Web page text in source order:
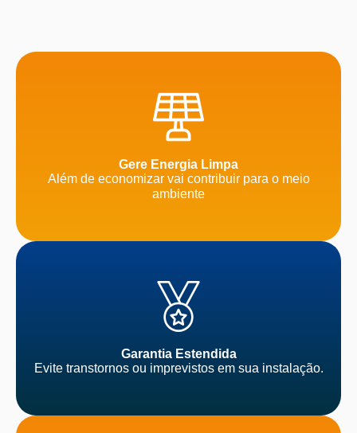
Gere Energia Limpa
Além de economizar vai contribuir para o meio
ambiente
Garantia Estendida
Evite transtornos ou imprevistos em sua instalação.